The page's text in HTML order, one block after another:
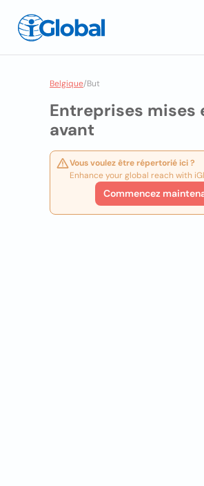
Belgique/But
Entreprises mises
avant
Vous voulez être répertorié ici ?
Enhance your global reach with
Commencez